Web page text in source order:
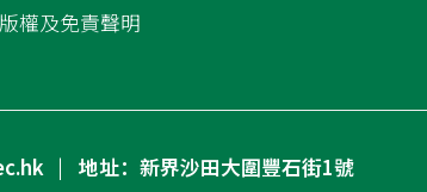
版權及免責聲明
地址：新界沙田大圍豐石街1號